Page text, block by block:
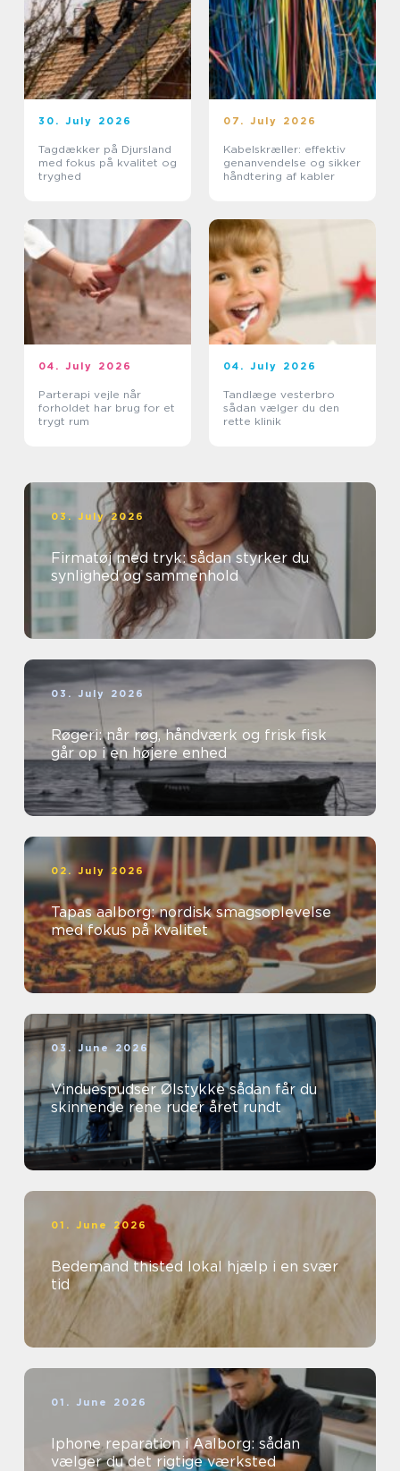
30. July 2026
Tagdækker på Djursland
med fokus på kvalitet og
tryghed
07. July 2026
Kabelskræller: effektiv
genanvendelse og sikker
håndtering af kabler
04. July 2026
Parterapi vejle når
forholdet har brug for et
trygt rum
04. July 2026
Tandlæge vesterbro
sådan vælger du den
rette klinik
03. July 2026
Firmatøj med tryk: sådan styrker du
synlighed og sammenhold
03. July 2026
Røgeri: når røg, håndværk og frisk fisk
går op i en højere enhed
02. July 2026
Tapas aalborg: nordisk smagsoplevelse
med fokus på kvalitet
03. June 2026
Vinduespudser Ølstykke sådan får du
skinnende rene ruder året rundt
01. June 2026
Bedemand thisted lokal hjælp i en svær
tid
01. June 2026
Iphone reparation i Aalborg: sådan
vælger du det rigtige værksted